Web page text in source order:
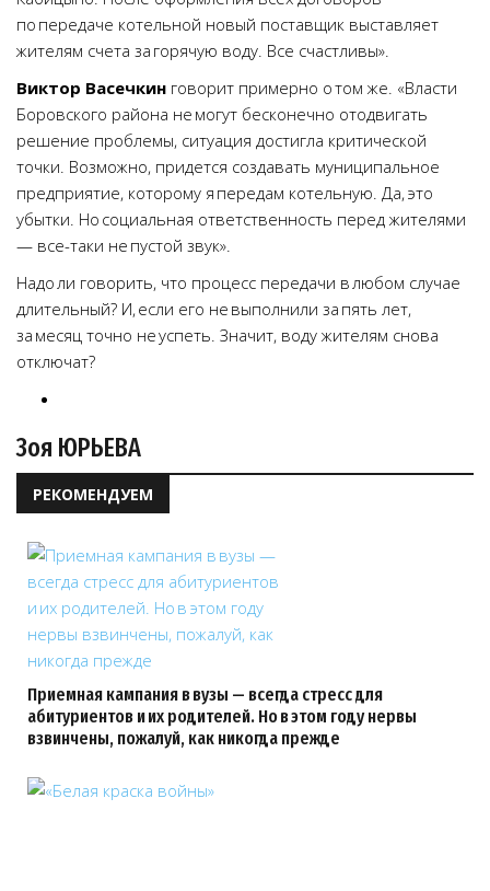
по передаче котельной новый поставщик выставляет
жителям счета за горячую воду. Все счастливы».
Виктор Васечкин говорит примерно о том же. «Власти
Боровского района не могут бесконечно отодвигать
решение проблемы, ситуация достигла критической
точки. Возможно, придется создавать муниципальное
предприятие, которому я передам котельную. Да, это
убытки. Но социальная ответственность перед жителями
— все-таки не пустой звук».
Надо ли говорить, что процесс передачи в любом случае
длительный? И, если его не выполнили за пять лет,
за месяц точно не успеть. Значит, воду жителям снова
отключат?
Зоя ЮРЬЕВА
РЕКОМЕНДУЕМ
Приемная кампания в вузы — всегда стресс для
абитуриентов и их родителей. Но в этом году нервы
взвинчены, пожалуй, как никогда прежде